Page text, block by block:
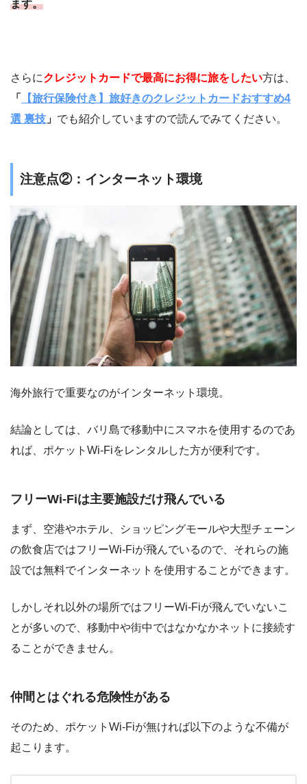
ます。
さらにクレジットカードで最高にお得に旅をしたい方は、
「
【旅行保険付き】旅好きのクレジットカードおすすめ4
選 裏技 」 でも紹介していますので読んでみてください。
注意点②：インターネット環境
海外旅行で重要なのがインターネット環境。
結論としては、バリ島で移動中にスマホを使用するのであ
れば、ポケットWi-Fiをレンタルした方が便利です。
フリーWi-Fiは主要施設だけ飛んでいる
まず、空港やホテル、ショッピングモールや大型チェーン
の飲食店ではフリーWi-Fiが飛んでいるので、それらの施
設では無料でインターネットを使用することができます。
しかしそれ以外の場所ではフリーWi-Fiが飛んでいないこ
とが多いので、移動中や街中ではなかなかネットに接続す
ることができません。
仲間とはぐれる危険性がある
そのため、ポケットWi-Fiが無ければ以下のような不備が
起こります。